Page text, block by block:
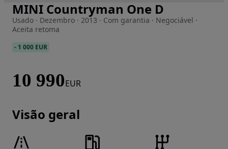
Imagem 1 de 22
MINI Countryman One D
Usado · Dezembro · 2013 · Com garantia · Negociável ·
Aceita retoma
- 1 000 EUR
10 990EUR
Visão geral